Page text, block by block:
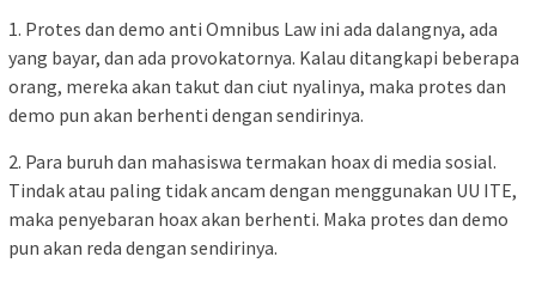
1. Protes dan demo anti Omnibus Law ini ada dalangnya, ada
yang bayar, dan ada provokatornya. Kalau ditangkapi beberapa
orang, mereka akan takut dan ciut nyalinya, maka protes dan
demo pun akan berhenti dengan sendirinya.
2. Para buruh dan mahasiswa termakan hoax di media sosial.
Tindak atau paling tidak ancam dengan menggunakan UU ITE,
maka penyebaran hoax akan berhenti. Maka protes dan demo
pun akan reda dengan sendirinya.